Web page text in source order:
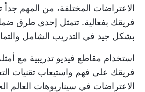
الاعتراضات المختلفة، من المهم جداً
فريقك بفعالية. تتمثل إحدى طرق
بشكل جيد في التدريب الشامل
استخدام مقاطع فيديو تدريبية مع
فريقك على فهم واستيعاب تقنيات
الاعتراضات في سيناريوهات العالم